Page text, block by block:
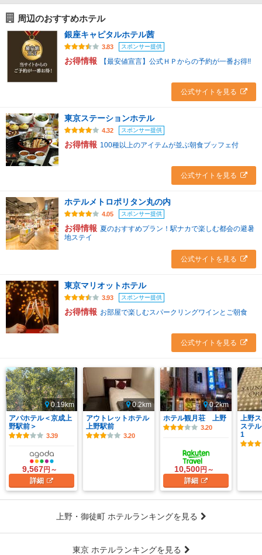
周辺のおすすめホテル
銀座キャピタルホテル茜
3.83 スポンサー提供
お得情報 【最安値宣言】公式ＨＰからの予約が一番お得!!
公式サイトを見る
東京ステーションホテル
4.32 スポンサー提供
お得情報 100種以上のアイテムが並ぶ朝食ブッフェ付
公式サイトを見る
ホテルメトロポリタン丸の内
4.05 スポンサー提供
お得情報 夏のおすすめプラン！駅ナカで楽しむ都会の避暑
地ステイ
公式サイトを見る
東京マリオットホテル
3.93 スポンサー提供
お得情報 お部屋で楽しむスパークリングワインとご朝食
公式サイトを見る
0.19km
アパホテル＜京成上
野駅前＞
3.39
9,567円～
詳細
0.2km
アウトレットホテル
上野駅前
3.20
0.2km
ホテル観月荘 上野
3.20
10,500円～
詳細
上野
ステ
1
上野・御徒町 ホテルランキングを見る
東京 ホテルランキングを見る